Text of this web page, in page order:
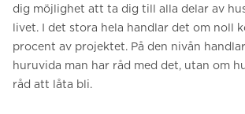
dig möjlighet att ta dig till alla delar av
livet. I det stora hela handlar det om noll
procent av projektet. På den nivån
huruvida man har råd med det, utan om
råd att låta bli.